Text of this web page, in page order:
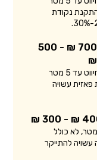
נקודת
700 ₪ - 500
₪
המחיר מתייחס לנקודת חשמל חד פאזית ולחיווט עד 5 מטר
עשויה
400 ₪ -
המחיר מתייחס להזזת שקע או מפסק עד 3 מטר, לא כולל
להתייקר